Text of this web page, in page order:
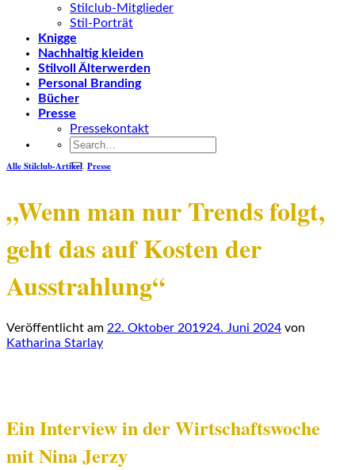
Stilclub-Mitglieder
Stil-Porträt
Knigge
Nachhaltig kleiden
Stilvoll Älterwerden
Personal Branding
Bücher
Presse
Pressekontakt
Alle Stilclub-Artikel,Presse
„Wenn man nur Trends folgt,
geht das auf Kosten der
Ausstrahlung“
Veröffentlicht am 22. Oktober 201924. Juni 2024 von
Katharina Starlay
Ein Interview in der Wirtschaftswoche
mit Nina Jerzy